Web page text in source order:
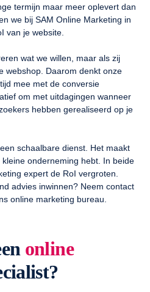
termijn maar meer oplevert dan
we bij SAM Online Marketing in
van je website.
wat we willen, maar als zij
webshop. Daarom denkt onze
mee met de conversie
om met uitdagingen wanneer
hebben gerealiseerd op je
schaalbare dienst. Het maakt
onderneming hebt. In beide
expert de RoI vergroten.
advies inwinnen? Neem contact
online marketing bureau.
online